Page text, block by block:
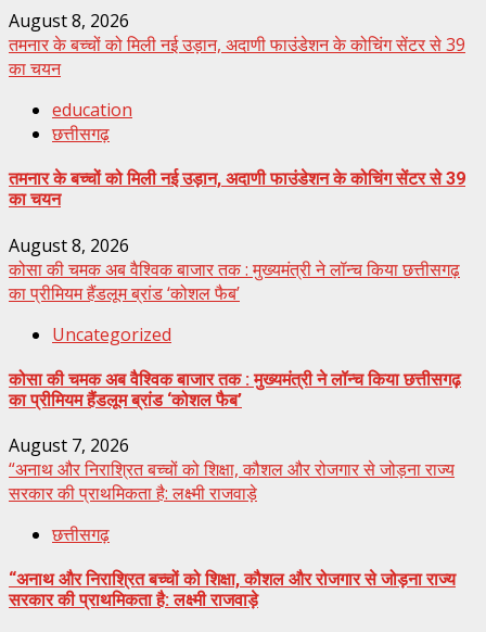
August 8, 2026
तमनार के बच्चों को मिली नई उड़ान, अदाणी फाउंडेशन के कोचिंग सेंटर से 39
का चयन
education
छत्तीसगढ़
तमनार के बच्चों को मिली नई उड़ान, अदाणी फाउंडेशन के कोचिंग सेंटर से 39
का चयन
August 8, 2026
कोसा की चमक अब वैश्विक बाजार तक : मुख्यमंत्री ने लॉन्च किया छत्तीसगढ़
का प्रीमियम हैंडलूम ब्रांड ‘कोशल फैब’
Uncategorized
कोसा की चमक अब वैश्विक बाजार तक : मुख्यमंत्री ने लॉन्च किया छत्तीसगढ़
का प्रीमियम हैंडलूम ब्रांड ‘कोशल फैब’
August 7, 2026
“अनाथ और निराश्रित बच्चों को शिक्षा, कौशल और रोजगार से जोड़ना राज्य
सरकार की प्राथमिकता है: लक्ष्मी राजवाड़े
छत्तीसगढ़
“अनाथ और निराश्रित बच्चों को शिक्षा, कौशल और रोजगार से जोड़ना राज्य
सरकार की प्राथमिकता है: लक्ष्मी राजवाड़े